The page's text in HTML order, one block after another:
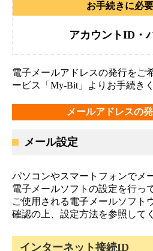
お手続きに必
アカウントID・
電子メールアドレスの発行をご
ービス「My-Bit」よりお手続き
メールアドレスの
メール設定
パソコンやスマートフォンでメ
電子メールソフトの設定を行っ
ご使用される電子メールソフト
確認の上、設定方法を参照して
インターネット接続ID